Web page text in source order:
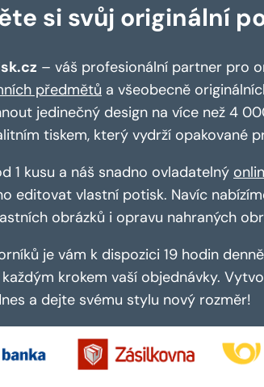
si svůj originální
– váš profesionální partner pro
předmětů a všeobecně
jedinečný design na více než 4
tiskem, který vydrží opakované
1 kusu a náš snadno ovladatelný
editovat vlastní potisk. Navíc
obrázků i opravu nahraných
je vám k dispozici 19 hodin
krokem vaší objednávky.
a dejte svému stylu nový rozměr!